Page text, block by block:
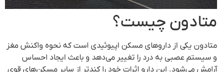
متادون چیست؟
متادون یکی از داروهای مسکن اپیوئیدی است که نحوه واکنش مغز
و سیستم عصبی به درد را تغییر می‌دهد و باعث ایجاد احساس
آرامش می‌شود. این دارو اثرات خود را کندتر از سایر مسکن‌های قوی